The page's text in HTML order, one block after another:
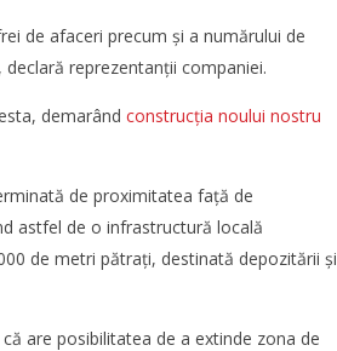
de afaceri precum și a numărului de
reprezentanții companiei.
demarând construcția noului nostru
de proximitatea față de
astfel de o infrastructură locală
de metri pătrați, destinată depozitării și
are posibilitatea de a extinde zona de